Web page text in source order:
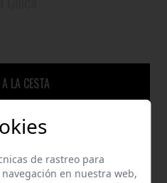
LA CESTA
de rastreo para
en nuestra web,